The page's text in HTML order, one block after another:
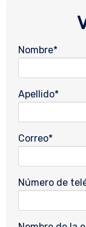
Nombre*
Apellido*
Correo*
Número de